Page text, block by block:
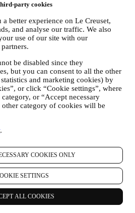
party cookies
better experience on Le Creuset,
and analyse our traffic. We also
use of our site with our
be disabled since they
but you can consent to all the other
and marketing cookies) by
or click “Cookie settings”, where
or “Accept necessary
category of cookies will be
.
COOKIES ONLY
SETTINGS
ALL COOKIES
tecnologias de rastreamento como
semelhantes (incluindo pixels de
para melhorar nossos serviços e
análise estatística - na maioria dos
identificá-lo com essas
Para obter informações sobre coleta de
consulte nossa Política de Cookies
reclamações, perguntas ou
exemplo, suas mensagens, chats,
e-mails ou telefonemas).
quando utiliza o site ou fornece
8) abaixo.
serviços de comércio eletrônico
Portugal, Unipessoal LDA, com
Torres de Lisboa, Rua Tomás da
C - D, 1600-209 Lisboa.
comunicações comerciais, você
de dados de consumidores do grupo